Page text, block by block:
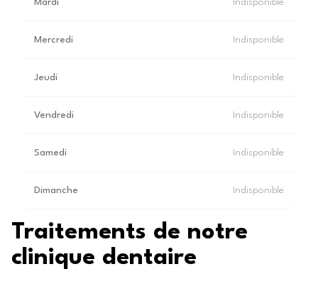
Mardi Indisponible
Mercredi Indisponible
Jeudi Indisponible
Vendredi Indisponible
Samedi Indisponible
Dimanche Indisponible
Traitements de notre
clinique dentaire